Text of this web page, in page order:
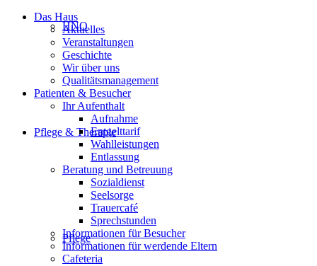
HNO
Pflege & Therapie
Pflege
Das Haus
Aktuelles
Veranstaltungen
Geschichte
Wir über uns
Qualitätsmanagement
Patienten & Besucher
Ihr Aufenthalt
Aufnahme
Entgelttarif
Wahlleistungen
Entlassung
Beratung und Betreuung
Sozialdienst
Seelsorge
Trauercafé
Sprechstunden
Informationen für Besucher
Informationen für werdende Eltern
Cafeteria